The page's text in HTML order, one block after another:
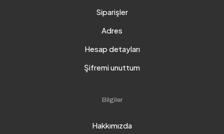
Siparişler
Adres
Hesap detayları
Şifremi unuttum
Bilgiler
Hakkımızda